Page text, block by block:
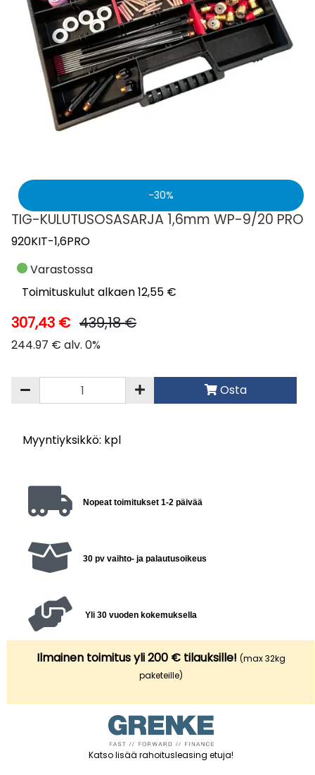
30
TIG-KULUTUSOSASARJA 1,6mm WP-9/20 PRO
920KIT-1,6PRO
Varastossa
Toimituskulut alkaen 12,55 €
307,43 € 439,18 €
244.97 € alv. 0%
Osta
Myyntiyksikkö: kpl
Nopeat toimitukset 1-2 päivää
30 pv vaihto- ja palautusoikeus
Yli 30 vuoden kokemuksella
Ilmainen toimitus yli 200 € tilauksille! (max 32kg
paketeille)
Katso lisää rahoitusleasing etuja!